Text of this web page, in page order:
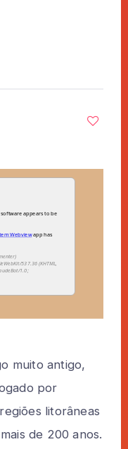
muito antigo,
por
litorâneas
de 200 anos.